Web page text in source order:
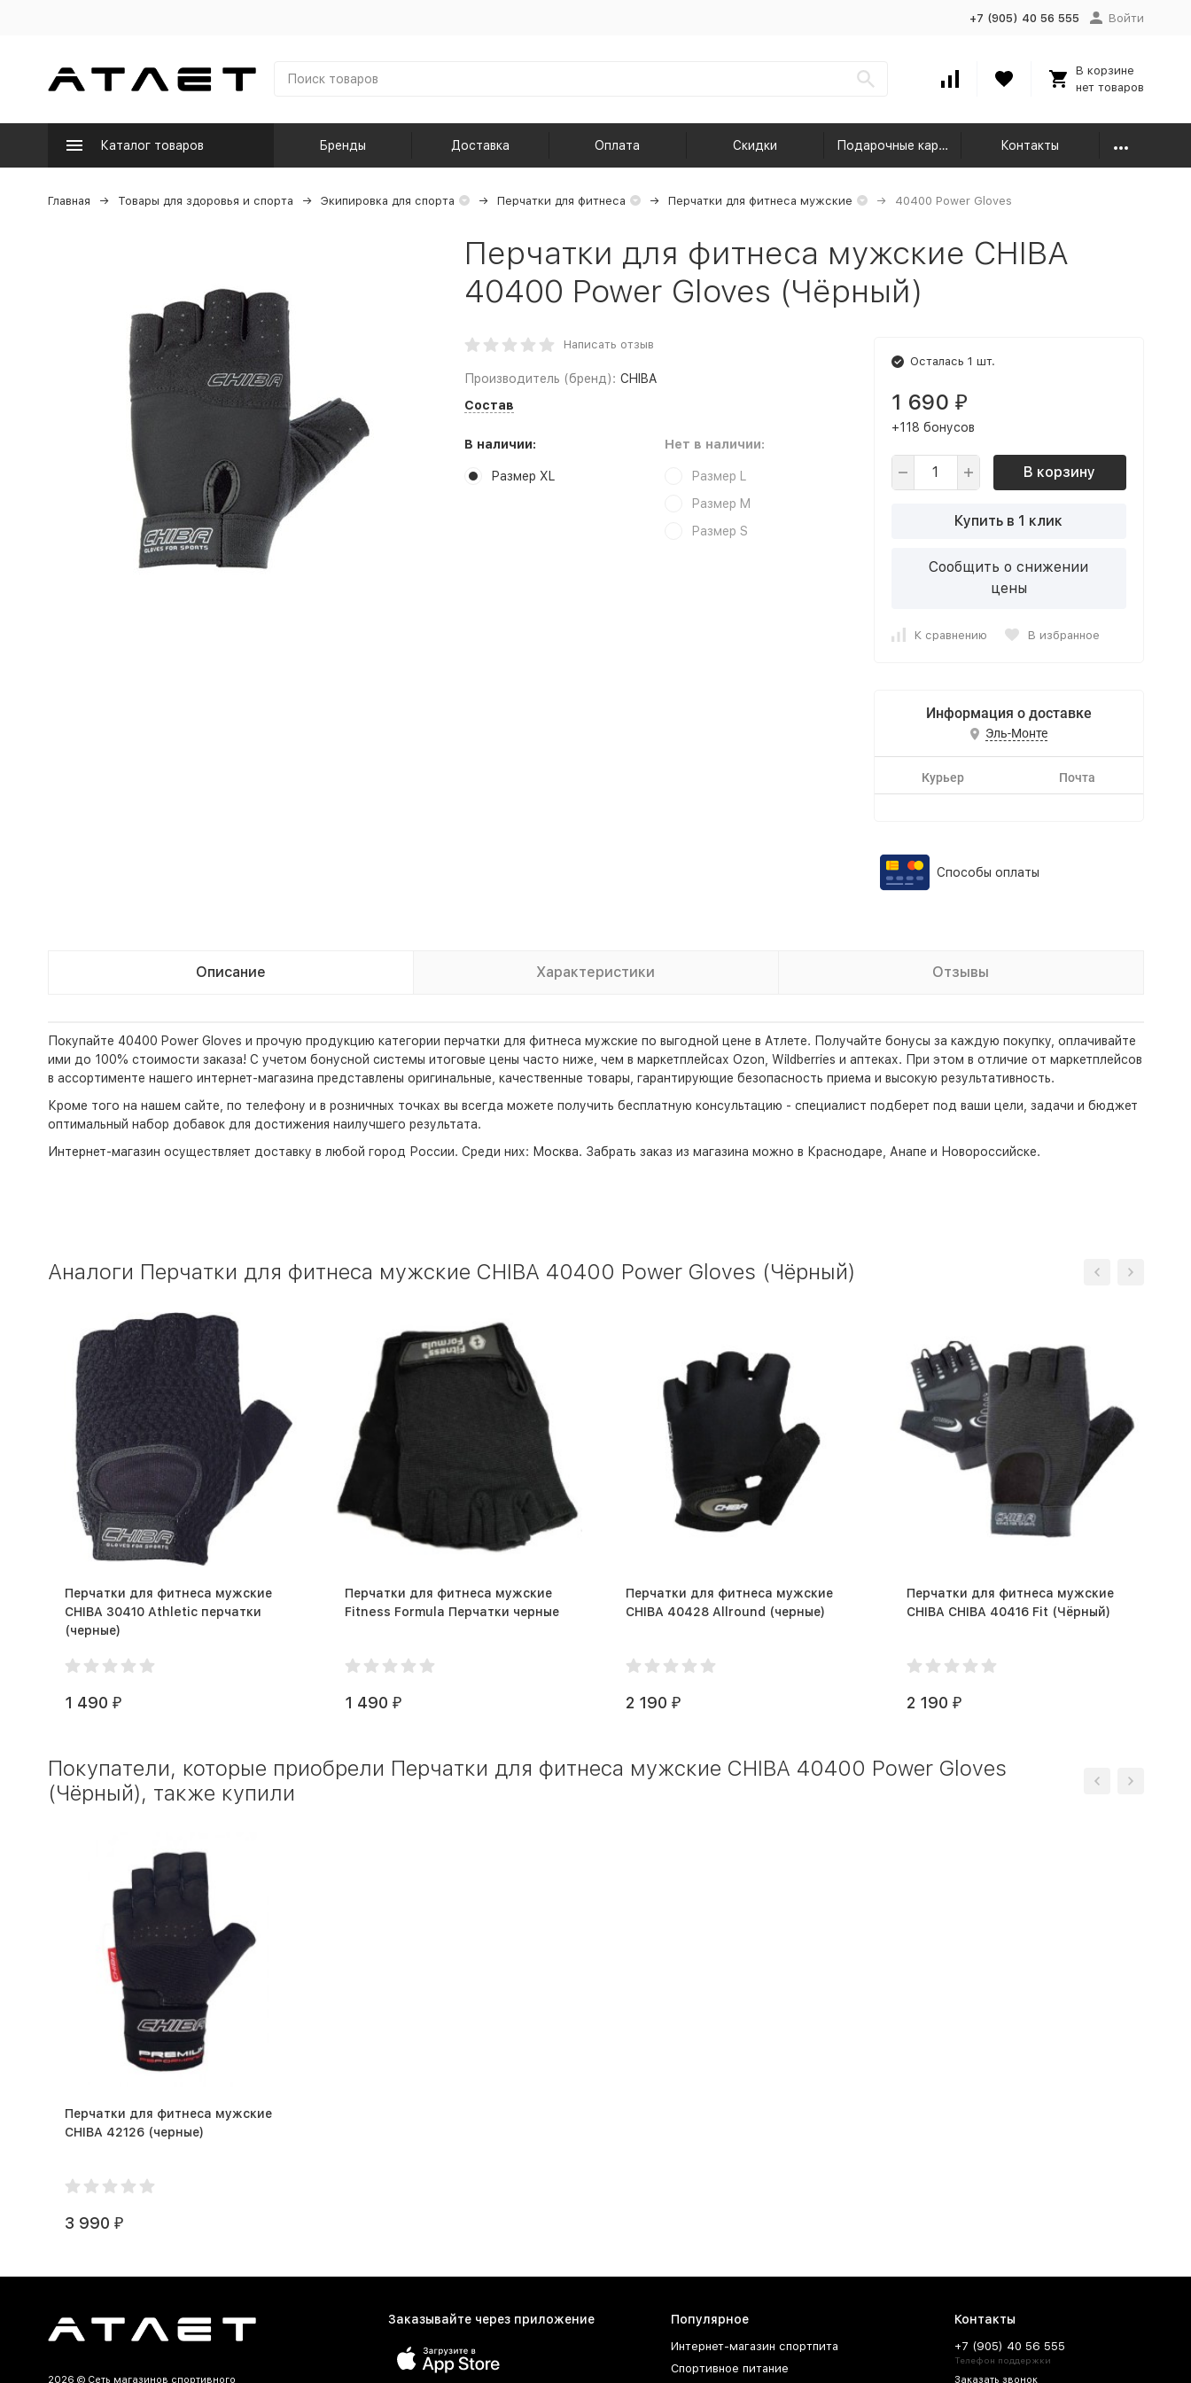
+7 (905) 40 56 555 Войти
В корзине
нет товаров
Каталог товаров Бренды Доставка Оплата Скидки Подарочные карты Контакты
Главная Товары для здоровья и спорта Экипировка для спорта Перчатки для фитнеса Перчатки для фитнеса мужские 40400 Power Gloves
Перчатки для фитнеса мужские CHIBA
40400 Power Gloves (Чёрный)
Написать отзыв
Производитель (бренд): CHIBA
Состав
В наличии:
Размер XL
Нет в наличии:
Размер L
Размер M
Размер S
Осталась 1 шт.
1 690 ₽
+118 бонусов
В корзину
Купить в 1 клик
Сообщить о снижении
цены
К сравнению В избранное
Информация о доставке
Эль-Монте
Курьер Почта
Способы оплаты
Описание Характеристики Отзывы
Покупайте 40400 Power Gloves и прочую продукцию категории перчатки для фитнеса мужские по выгодной цене в Атлете. Получайте бонусы за каждую покупку, оплачивайте
ими до 100% стоимости заказа! С учетом бонусной системы итоговые цены часто ниже, чем в маркетплейсах Ozon, Wildberries и аптеках. При этом в отличие от маркетплейсов
в ассортименте нашего интернет-магазина представлены оригинальные, качественные товары, гарантирующие безопасность приема и высокую результативность.
Кроме того на нашем сайте, по телефону и в розничных точках вы всегда можете получить бесплатную консультацию - специалист подберет под ваши цели, задачи и бюджет
оптимальный набор добавок для достижения наилучшего результата.
Интернет-магазин осуществляет доставку в любой город России. Среди них: Москва. Забрать заказ из магазина можно в Краснодаре, Анапе и Новороссийске.
Аналоги Перчатки для фитнеса мужские CHIBA 40400 Power Gloves (Чёрный)
Перчатки для фитнеса мужские
CHIBA 30410 Athletic перчатки
(черные)
1 490 ₽
Перчатки для фитнеса мужские
Fitness Formula Перчатки черные
1 490 ₽
Перчатки для фитнеса мужские
CHIBA 40428 Allround (черные)
2 190 ₽
Перчатки для фитнеса мужские
CHIBA CHIBA 40416 Fit (Чёрный)
2 190 ₽
Покупатели, которые приобрели Перчатки для фитнеса мужские CHIBA 40400 Power Gloves
(Чёрный), также купили
Перчатки для фитнеса мужские
CHIBA 42126 (черные)
3 990 ₽
2026 © Сеть магазинов спортивного
Заказывайте через приложение Популярное
Интернет-магазин спортпита
Спортивное питание
Контакты
+7 (905) 40 56 555
Телефон поддержки
Заказать звонок